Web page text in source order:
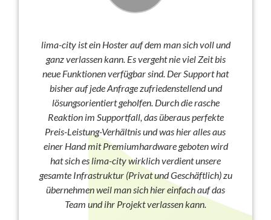
lima-city ist ein Hoster auf dem man sich voll und
ganz verlassen kann. Es vergeht nie viel Zeit bis
neue Funktionen verfügbar sind. Der Support hat
bisher auf jede Anfrage zufriedenstellend und
lösungsorientiert geholfen. Durch die rasche
Reaktion im Supportfall, das überaus perfekte
Preis-Leistung-Verhältnis und was hier alles aus
einer Hand mit Premiumhardware geboten wird
hat sich es lima-city wirklich verdient unsere
gesamte Infrastruktur (Privat und Geschäftlich) zu
übernehmen weil man sich hier einfach auf das
Team und ihr Projekt verlassen kann.